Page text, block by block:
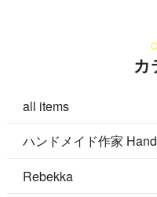
カ
all items
ハンドメイド作家
Rebekka